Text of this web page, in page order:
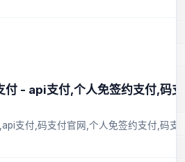
付 - api支付,个人免签约支付,码
支付,码支付官网,个人免签约支付,码